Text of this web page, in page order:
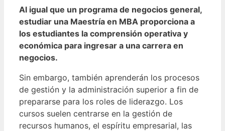
Al igual que un programa de negocios general,
estudiar una Maestría en MBA proporciona a
los estudiantes la comprensión operativa y
económica para ingresar a una carrera en
negocios.
Sin embargo, también aprenderán los procesos
de gestión y la administración superior a fin de
prepararse para los roles de liderazgo. Los
cursos suelen centrarse en la gestión de
recursos humanos, el espíritu empresarial, las